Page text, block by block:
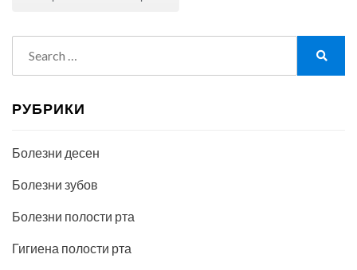
for:
РУБРИКИ
Болезни десен
Болезни зубов
Болезни полости рта
Гигиена полости рта